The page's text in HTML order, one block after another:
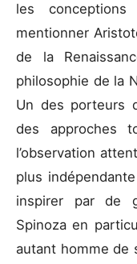
les
mentionner
de la
philosophie de la
Un des porteurs
des approches
l’observation
plus
inspirer par de
Spinoza en
autant homme de